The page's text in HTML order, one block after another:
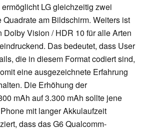
LG gleichzeitig zwei
am Bildschirm. Weiters ist
Dolby Vision / HDR 10 für alle Arten
Das bedeutet, dass User
die in diesem Format codiert sind,
eine ausgezeichnete Erfahrung
Die Erhöhung der
mAh auf 3.300 mAh sollte jene
mit langer Akkulaufzeit
dass das G6 Qualcomm-